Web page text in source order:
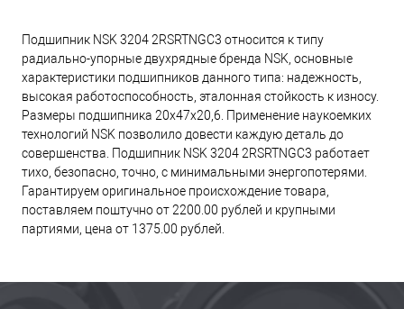
Подшипник NSK 3204 2RSRTNGC3 относится к типу
радиально-упорные двухрядные бренда NSK, основные
характеристики подшипников данного типа: надежность,
высокая работоспособность, эталонная стойкость к износу.
Размеры подшипника 20x47x20,6. Применение наукоемких
технологий NSK позволило довести каждую деталь до
совершенства. Подшипник NSK 3204 2RSRTNGC3 работает
тихо, безопасно, точно, с минимальными энергопотерями.
Гарантируем оригинальное происхождение товара,
поставляем поштучно от 2200.00 рублей и крупными
партиями, цена от 1375.00 рублей.